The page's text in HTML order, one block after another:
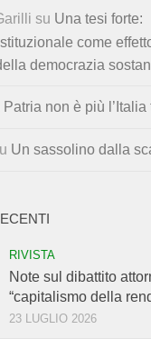
su Una tesi forte:
come
democrazia
Patria non è più l’Italia
Un sassolino dalla
RIVISTA
Note sul dibattito
“capitalismo della
23 LUGLIO 2026